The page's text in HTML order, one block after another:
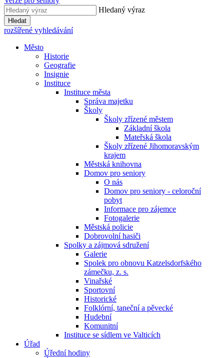
Hledaný výraz
Hledat
rozšířené vyhledávání
Město
Historie
Geografie
Insignie
Instituce
Instituce města
Správa majetku
Školy
Školy zřízené městem
Základní škola
Mateřská škola
Školy zřízené Jihomoravským
krajem
Městská knihovna
Domov pro seniory
O nás
Domov pro seniory - celoroční
pobyt
Informace pro zájemce
Fotogalerie
Městská policie
Dobrovolní hasiči
Spolky a zájmová sdružení
Galerie
Spolek pro obnovu Katzelsdorfského
zámečku, z. s.
Vinařské
Sportovní
Historické
Folklórní, taneční a pěvecké
Hudební
Komunitní
Instituce se sídlem ve Valticích
Úřad
Úřední hodiny